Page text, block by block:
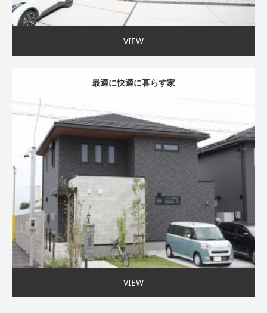
VIEW
最適に快適に暮らす家
モダン外観 家事ラク動線 〜35坪まで
VIEW